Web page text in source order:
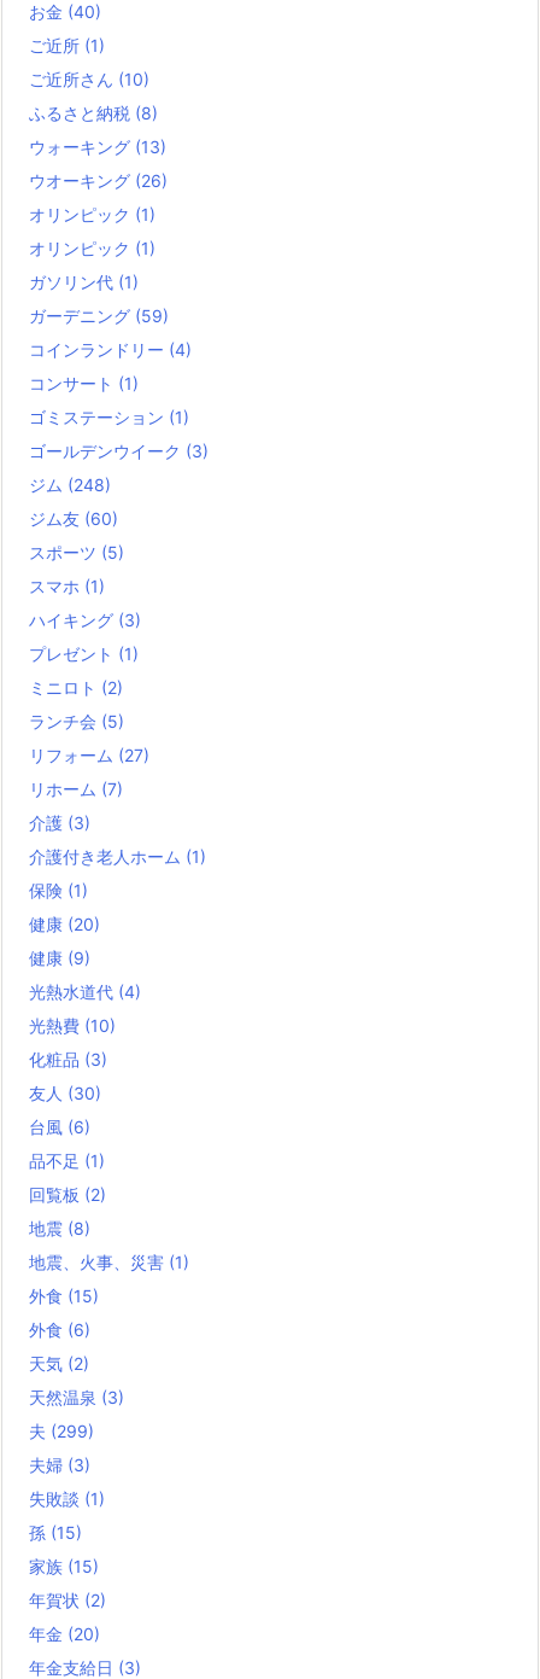
お金 (40)
ご近所 (1)
ご近所さん (10)
ふるさと納税 (8)
ウォーキング (13)
ウオーキング (26)
オリンピック (1)
オリンピック (1)
ガソリン代 (1)
ガーデニング (59)
コインランドリー (4)
コンサート (1)
ゴミステーション (1)
ゴールデンウイーク (3)
ジム (248)
ジム友 (60)
スポーツ (5)
スマホ (1)
ハイキング (3)
プレゼント (1)
ミニロト (2)
ランチ会 (5)
リフォーム (27)
リホーム (7)
介護 (3)
介護付き老人ホーム (1)
保険 (1)
健康 (20)
健康 (9)
光熱水道代 (4)
光熱費 (10)
化粧品 (3)
友人 (30)
台風 (6)
品不足 (1)
回覧板 (2)
地震 (8)
地震、火事、災害 (1)
外食 (15)
外食 (6)
天気 (2)
天然温泉 (3)
夫 (299)
夫婦 (3)
失敗談 (1)
孫 (15)
家族 (15)
年賀状 (2)
年金 (20)
年金支給日 (3)